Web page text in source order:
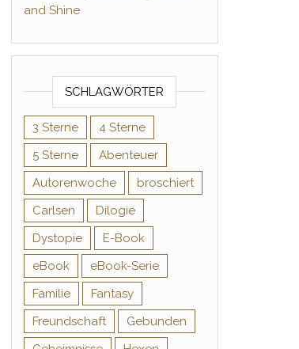
and Shine
SCHLAGWÖRTER
3 Sterne
4 Sterne
5 Sterne
Abenteuer
Autorenwoche
broschiert
Carlsen
Dilogie
Dystopie
E-Book
eBook
eBook-Serie
Familie
Fantasy
Freundschaft
Gebunden